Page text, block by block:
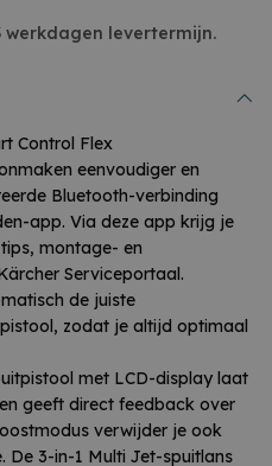
werkdagen levertermijn.
Control Flex
eenvoudiger en
Bluetooth-verbinding
app. Via deze app krijg je
montage- en
Serviceportaal.
de juiste
zodat je altijd optimaal
met LCD-display laat
geeft direct feedback over
verwijder je ook
De 3-in-1 Multi Jet-spuitlans